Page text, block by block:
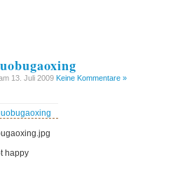
13. Juli 2009 Keine Kommentare »
happy